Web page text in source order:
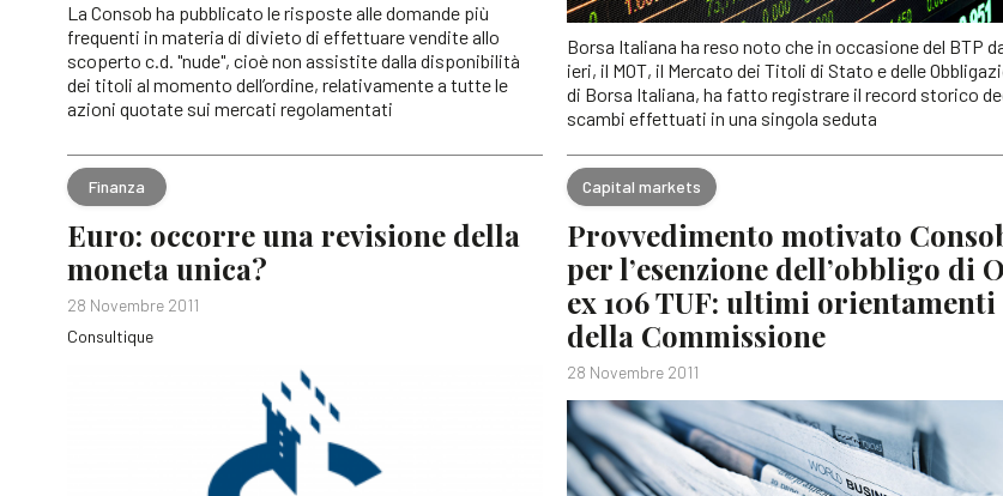
La Consob ha pubblicato le risposte alle domande più
frequenti in materia di divieto di effettuare vendite allo
scoperto c.d. "nude", cioè non assistite dalla disponibilità
dei titoli al momento dell’ordine, relativamente a tutte le
azioni quotate sui mercati regolamentati
Borsa Italiana ha reso noto che in occasione del BTP
ieri, il MOT, il Mercato dei Titoli di Stato e delle
di Borsa Italiana, ha fatto registrare il record storico
scambi effettuati in una singola seduta
Finanza
Euro: occorre una revisione della
moneta unica?
28 Novembre 2011
Consultique
Capital markets
Provvedimento motivato
per l’esenzione dell’obbligo di
ex 106 TUF: ultimi orientamenti
della Commissione
28 Novembre 2011